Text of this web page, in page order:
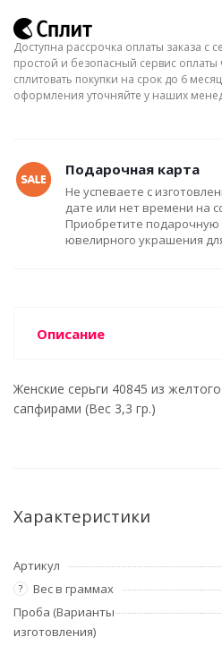
Доступна рассрочка оплаты заказа с
простой и безопасный сервис
сплитовать покупки на срок до 6
оформления уточняйте у наших
Подарочная карта
Не успеваете с
дате или нет времени на
Приобретите подарочную
ювелирного украшения
Описание
Женские серьги 40845 из
сапфирами (Вес 3,3 гр.)
Характеристики
Артикул
? Вес в граммах
Проба (Варианты
изготовления)